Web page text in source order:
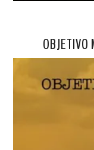
OBJETIVO